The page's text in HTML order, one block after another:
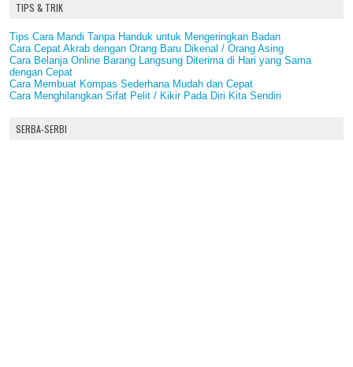
TIPS & TRIK
Tips Cara Mandi Tanpa Handuk untuk Mengeringkan Badan
Cara Cepat Akrab dengan Orang Baru Dikenal / Orang Asing
Cara Belanja Online Barang Langsung Diterima di Hari yang Sama
dengan Cepat
Cara Membuat Kompas Sederhana Mudah dan Cepat
Cara Menghilangkan Sifat Pelit / Kikir Pada Diri Kita Sendiri
SERBA-SERBI